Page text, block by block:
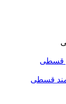
قسطی
قسطی